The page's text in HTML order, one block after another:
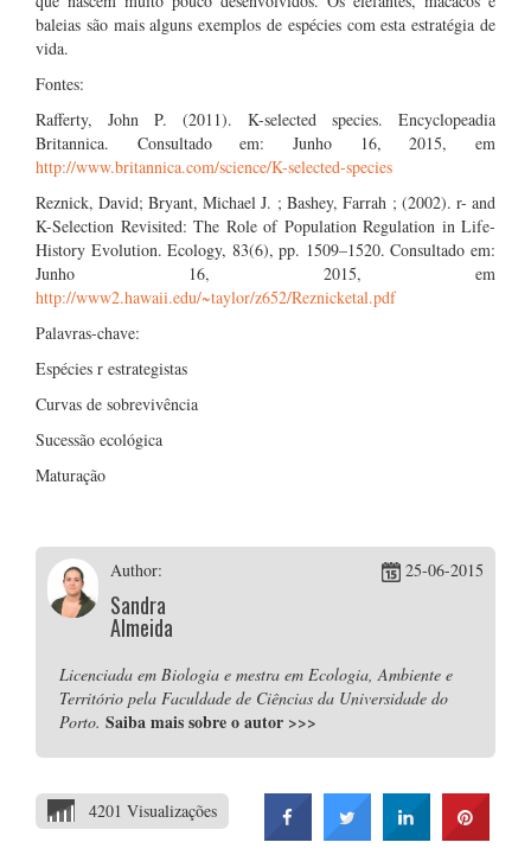
baleias são mais alguns exemplos de espécies com esta estratégia de
vida.
Fontes:
Rafferty, John P. (2011). K-selected species. Encyclopeadia
Britannica. Consultado em: Junho 16, 2015, em
http://www.britannica.com/science/K-selected-species
Reznick, David; Bryant, Michael J. ; Bashey, Farrah ; (2002). r- and
K-Selection Revisited: The Role of Population Regulation in Life-
History Evolution. Ecology, 83(6), pp. 1509–1520. Consultado em:
Junho 16, 2015, em
http://www2.hawaii.edu/~taylor/z652/Reznicketal.pdf
Palavras-chave:
Espécies r estrategistas
Curvas de sobrevivência
Sucessão ecológica
Maturação
Author:
Sandra
Almeida
25-06-2015
Licenciada em Biologia e mestra em Ecologia, Ambiente e
Território pela Faculdade de Ciências da Universidade do
Porto. Saiba mais sobre o autor >>>
4201 Visualizações